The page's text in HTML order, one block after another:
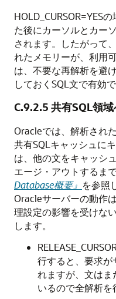
HOLD_CURSOR=YES
た後にカーソルとカー
されます。したがって
れたメモリーが、利用
は、不要な再解析を避
しておくSQL文で有効で
C.9.2.5 共有SQL領
Oracleでは、解析され
共有SQLキャッシュに
は、他の文をキャッシ
エージ・アウトするま
Database概要』 を参照
Oracleサーバーの動作
理設定の影響を受けな
します。
行すると、要求が
れますが、文はま
いるので全解析を